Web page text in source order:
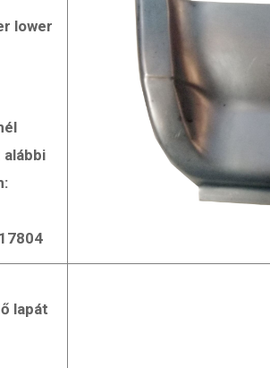
lower
lapát